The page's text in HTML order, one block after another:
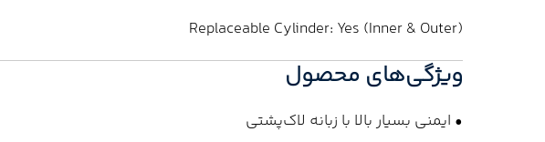
Replaceable Cylinder: Yes (Inner & Outer)
ویژگی‌های محصول
• ایمنی بسیار بالا با زبانه لاک‌پشتی